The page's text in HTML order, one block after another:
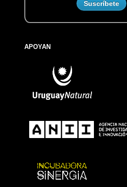
APOYAN